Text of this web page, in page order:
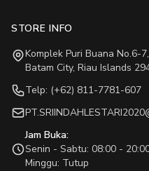
STORE INFO
Komplek Puri Buana No.6-
Batam City, Riau Islands
Telp: (+62) 811-7781-607
Jam Buka:
Senin - Sabtu: 08:00 -
Minggu: Tutup